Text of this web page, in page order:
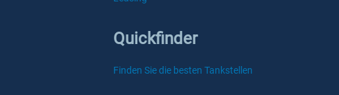
Quickfinder
Finden Sie die besten Tankstellen